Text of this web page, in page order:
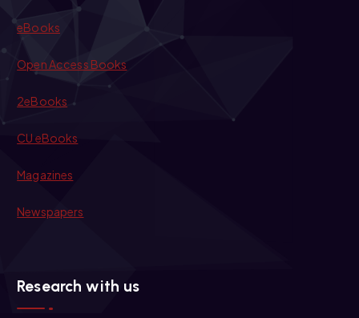
eBooks
Open Access Books
2eBooks
CU eBooks
Magazines
Newspapers
Research with us